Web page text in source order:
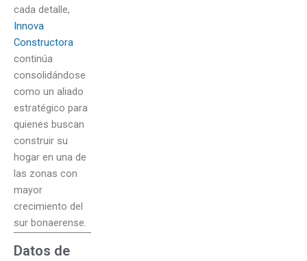
cada detalle,
Innova
Constructora
continúa
consolidándose
como un aliado
estratégico para
quienes buscan
construir su
hogar en una de
las zonas con
mayor
crecimiento del
sur bonaerense.
Datos de